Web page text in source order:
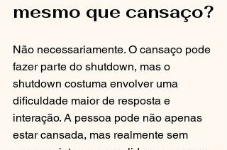
mesmo que cansaço?
Não necessariamente. O cansaço pode
fazer parte do shutdown, mas o
shutdown costuma envolver uma
dificuldade maior de resposta e
interação. A pessoa pode não apenas
estar cansada, mas realmente sem